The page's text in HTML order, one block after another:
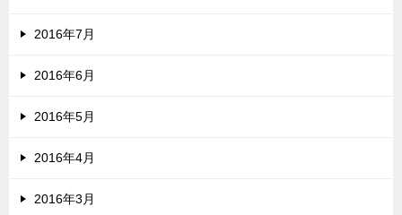
2016年7月
2016年6月
2016年5月
2016年4月
2016年3月